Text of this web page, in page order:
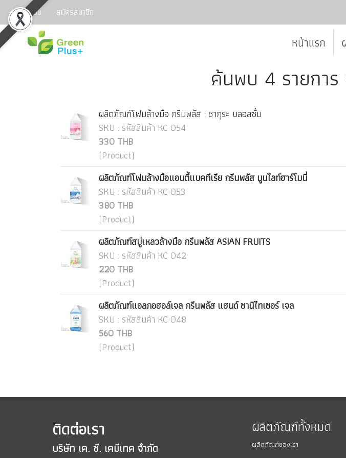
เข้าสู่ระบบ สมัครสมาชิก
หน้าแรก
ค้นพบ 4 รายการ
ผลิตภัณฑ์โฟมล้างมือ กรีนพลัส : ซากุระ บลอสซั่ม
SKU : รหัสสินค้า KC 054
330 THB
(Product)
ผลิตภัณฑ์โฟมล้างมือแอนตี้แบคทีเรีย กรีนพลัส มูนไลท์ฮาร์โมนี่
SKU : รหัสสินค้า KC 053
380 THB
(Product)
ผลิตภัณฑ์สบู่เหลวล้างมือ กรีนพลัส ASIAN FRUITS
SKU : รหัสสินค้า KC 042
220 THB
(Product)
ผลิตภัณฑ์แอลกอฮอล์เจล กรีนพลัส แฮนด์ ซานิไทเซอร์ เจล
SKU : รหัสสินค้า KC 048
560 THB
(Product)
ติดต่อเรา
บริษัท เค. ซี. เคมีเทค จำกัด
ผลิตภัณฑ์ทั้งหมด
ผลิตภัณฑ์ของเรา